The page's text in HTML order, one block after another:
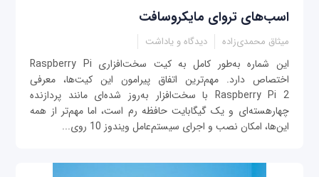
اسب‌های تروای مایکروسافت
میثاق محمدی‌زاده دیدگاه و یاداشت
این شماره به‌طور کامل به کیت‌ سخت‌افزاری Raspberry Pi
اختصاص دارد. مهم‌ترین اتفاق پیرامون این کیت‌ها، معرفی
Raspberry Pi 2 با سخت‌افزار به‌روز‌ شده‌ای مانند پردازنده
چهارهسته‌ای و یک گیگابایت حافظه رم است، اما مهم‌تر از همه‌
این‌ها، امکان نصب و اجرای سیستم‌عامل ویندوز 10 روی...